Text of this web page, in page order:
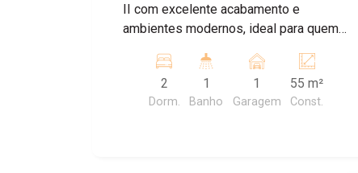
II com excelente acabamento e
ambientes modernos, ideal para quem
segurança. O imóvel possui 2 quartos,
sala dois ambientes, sacada, banheiro
reformado com acabamento moderno e
2
Dorm.
1
Banho
1
Garagem
55 m²
Const.